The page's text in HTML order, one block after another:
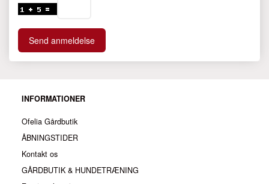
Send anmeldelse
INFORMATIONER
Ofelia Gårdbutik
ÅBNINGSTIDER
Kontakt os
GÅRDBUTIK & HUNDETRÆNING